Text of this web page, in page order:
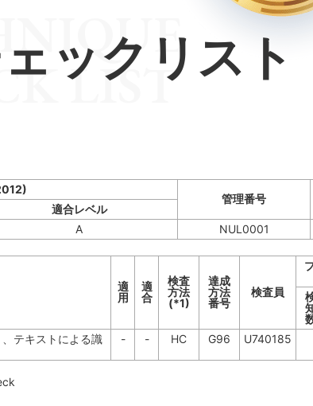
ックリスト
LIST
管理番号
適合レベル
A NUL0001
適
用
適
合
検査
方法
(*1)
達成
方法
番号
検査員
テキストによる識
- - HC G96 U740185